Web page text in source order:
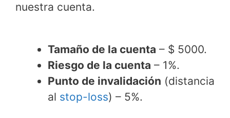
nuestra cuenta.
Tamaño de la cuenta – $ 5000.
Riesgo de la cuenta – 1%.
Punto de invalidación (distancia
al stop-loss) – 5%.